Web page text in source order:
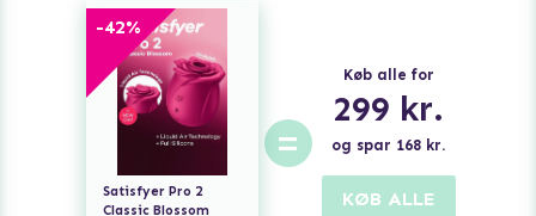
-42%
Satisfyer Pro 2
Classic Blossom
=
Køb alle for
299 kr.
og spar 168 kr.
KØB ALLE